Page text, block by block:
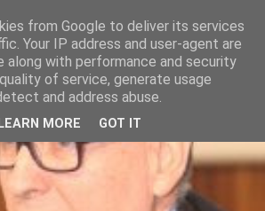
from Google to deliver its services
Your IP address and user-agent are
along with performance and security
of service, generate usage
and address abuse.
LEARN MORE GOT IT